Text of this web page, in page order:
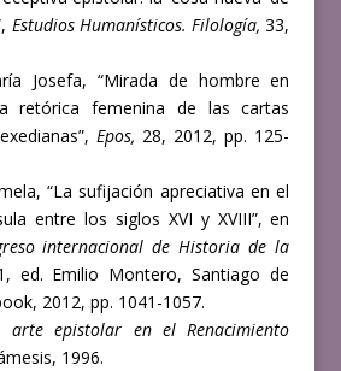
Estudios Humanísticos. Filología, 33,
Josefa, “Mirada de hombre en
retórica femenina de las cartas
Epos, 28, 2012, pp. 125-
“La sufijación apreciativa en el
entre los siglos XVI y XVIII”, en
internacional de Historia de la
ed. Emilio Montero, Santiago de
2012, pp. 1041-1057.
arte epistolar en el Renacimiento
1996.